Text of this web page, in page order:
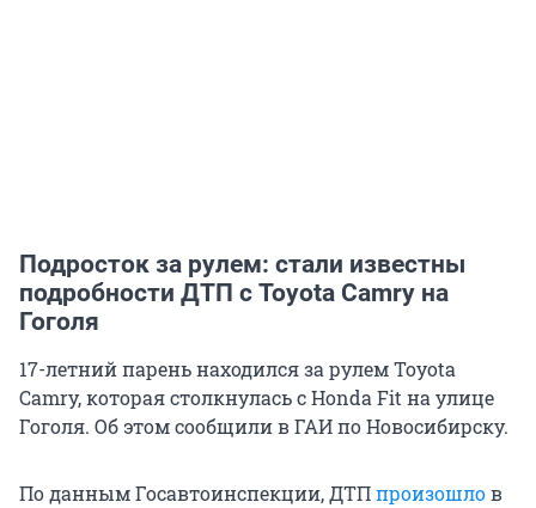
Подросток за рулем: стали известны
подробности ДТП с Toyota Camry на
Гоголя
17-летний парень находился за рулем Toyota
Camry, которая столкнулась с Honda Fit на улице
Гоголя. Об этом сообщили в ГАИ по Новосибирску.
По данным Госавтоинспекции, ДТПпроизошлов